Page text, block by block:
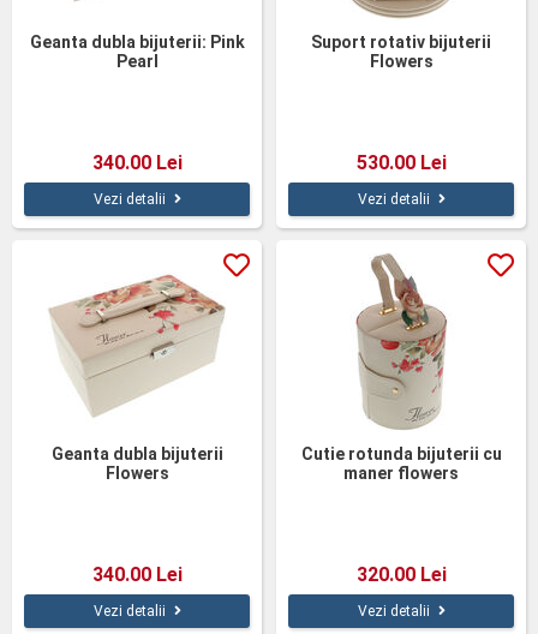
Geanta dubla bijuterii: Pink
Pearl
340.00 Lei
Vezi detalii
Suport rotativ bijuterii
Flowers
530.00 Lei
Vezi detalii
Geanta dubla bijuterii
Flowers
340.00 Lei
Vezi detalii
Cutie rotunda bijuterii cu
maner flowers
320.00 Lei
Vezi detalii